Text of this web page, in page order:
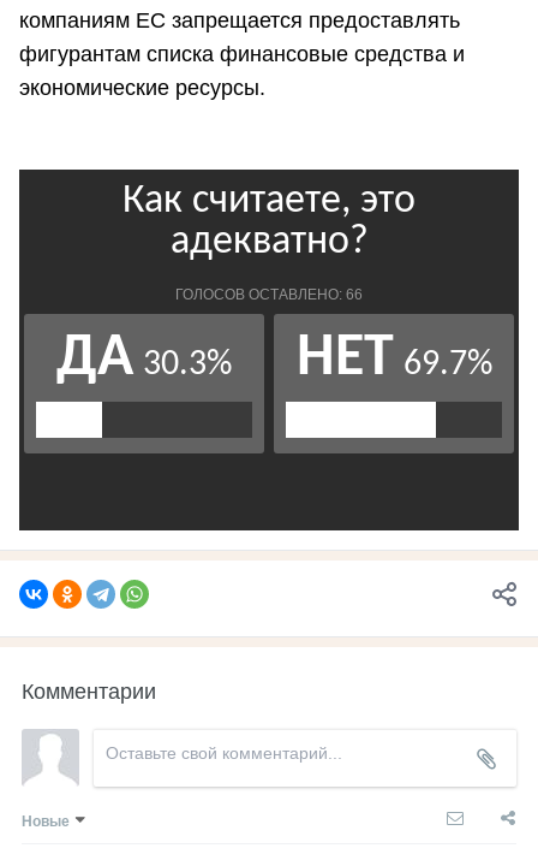
компаниям ЕС запрещается предоставлять
фигурантам списка финансовые средства и
экономические ресурсы.
Комментарии
Новые